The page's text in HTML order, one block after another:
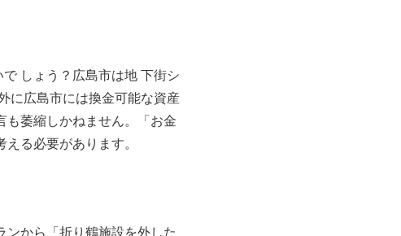
しょう？広島市は地 下街シ
に広島市には換金可能な資産
も萎縮しかねません。「お金
る必要があります。
から「折り鶴施設を外した